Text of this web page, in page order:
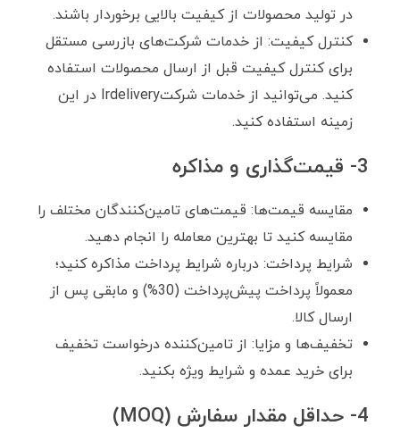
در تولید محصولات از کیفیت بالایی برخوردار باشند.
کنترل کیفیت: از خدمات شرکت‌های بازرسی مستقل
برای کنترل کیفیت قبل از ارسال محصولات استفاده
کنید. می‌توانید از خدمات شرکتIrdelivery در این
زمینه استفاده کنید.
3- قیمت‌گذاری و مذاکره
مقایسه قیمت‌ها: قیمت‌های تامین‌کنندگان مختلف را
مقایسه کنید تا بهترین معامله را انجام دهید.
شرایط پرداخت: درباره شرایط پرداخت مذاکره کنید؛
معمولاً پرداخت پیش‌پرداخت (30%) و مابقی پس از
ارسال کالا.
تخفیف‌ها و مزایا: از تامین‌کننده درخواست تخفیف
برای خرید عمده و شرایط ویژه بکنید.
4- حداقل مقدار سفارش (MOQ)